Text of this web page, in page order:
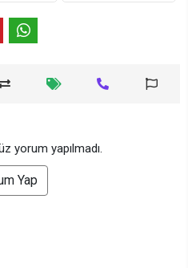
yorum yapılmadı.
Yap